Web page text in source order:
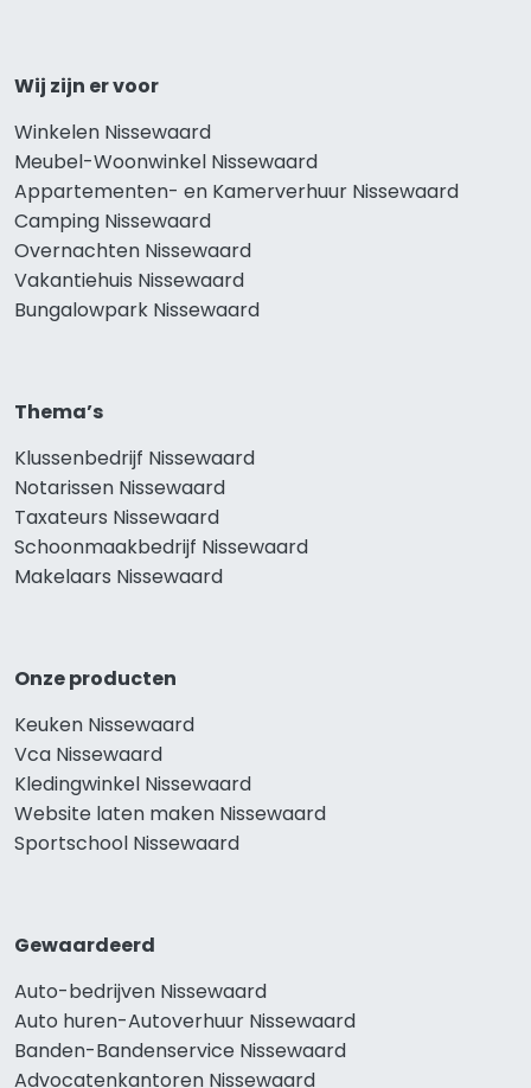
Wij zijn er voor
Winkelen Nissewaard
Meubel-Woonwinkel Nissewaard
Appartementen- en Kamerverhuur Nissewaard
Camping Nissewaard
Overnachten Nissewaard
Vakantiehuis Nissewaard
Bungalowpark Nissewaard
Thema’s
Klussenbedrijf Nissewaard
Notarissen Nissewaard
Taxateurs Nissewaard
Schoonmaakbedrijf Nissewaard
Makelaars Nissewaard
Onze producten
Keuken Nissewaard
Vca Nissewaard
Kledingwinkel Nissewaard
Website laten maken Nissewaard
Sportschool Nissewaard
Gewaardeerd
Auto-bedrijven Nissewaard
Auto huren-Autoverhuur Nissewaard
Banden-Bandenservice Nissewaard
Advocatenkantoren Nissewaard